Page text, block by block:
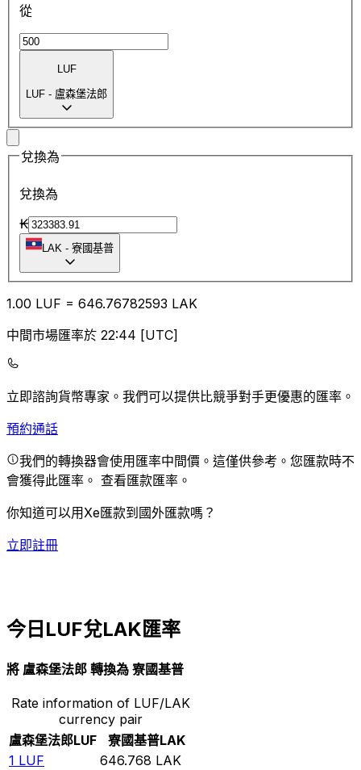
從
LUF
LUF - 盧森堡法郎
兌換為
兌換為
₭
LAK - 寮國基普
1.00 LUF = 646.76782593 LAK
中間市場匯率於 22:44 [UTC]
立即諮詢貨幣專家。 我們可以提供比競爭對手更優惠的匯率。
預約通話
我們的轉換器會使用匯率中間價。這僅供參考。您匯款時不
會獲得此匯率。 查看匯款匯率。
你知道可以用Xe匯款到國外匯款嗎？
立即註冊
今日LUF兌LAK匯率
將 盧森堡法郎 轉換為 寮國基普
Rate information of LUF/LAK
currency pair
盧森堡法郎LUF 寮國基普LAK
1 LUF 646.768 LAK